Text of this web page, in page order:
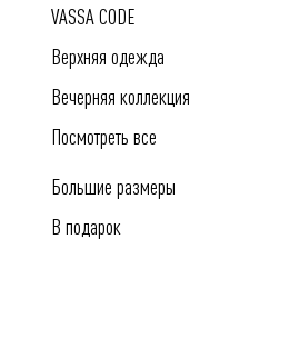
VASSA CODE
Верхняя одежда
Вечерняя коллекция
Посмотреть все
Большие размеры
В подарок